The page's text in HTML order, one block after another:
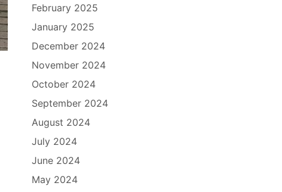
February 2025
January 2025
December 2024
November 2024
October 2024
September 2024
August 2024
July 2024
June 2024
May 2024